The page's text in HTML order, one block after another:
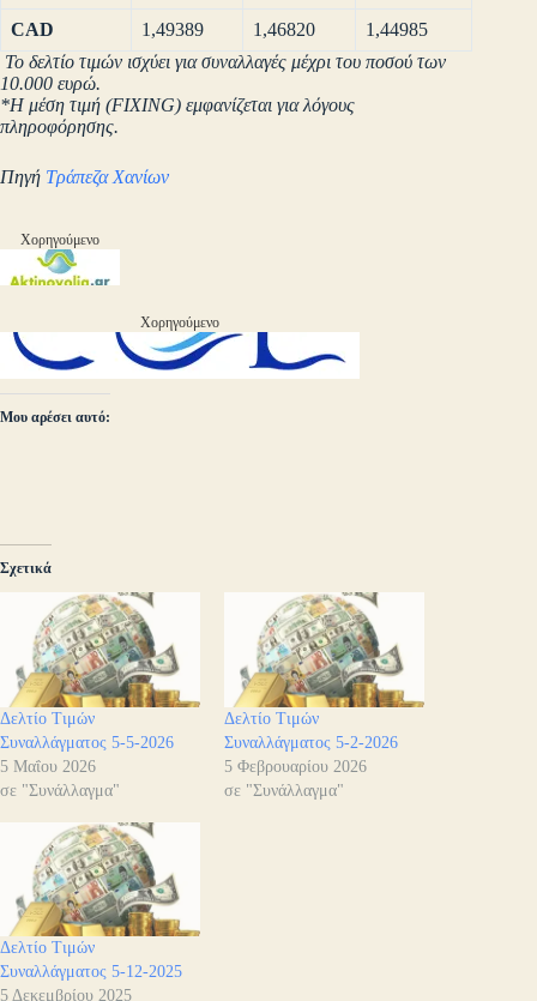
CAD 1,49389 1,46820
1,44985
Το δελτίο τιμών ισχύει για συναλλαγές μέχρι του ποσού των
10.000 ευρώ.
*Η μέση τιμή (FIXING) εμφανίζεται για λόγους
πληροφόρησης.
Πηγή Τράπεζα Χανίων
Χορηγούμενο
Χορηγούμενο
Μου αρέσει αυτό:
Σχετικά
Δελτίο Τιμών
Συναλλάγματος 5-5-2026
5 Μαΐου 2026
σε "Συνάλλαγμα"
Δελτίο Τιμών
Συναλλάγματος 5-2-2026
5 Φεβρουαρίου 2026
σε "Συνάλλαγμα"
Δελτίο Τιμών
Συναλλάγματος 5-12-2025
5 Δεκεμβρίου 2025